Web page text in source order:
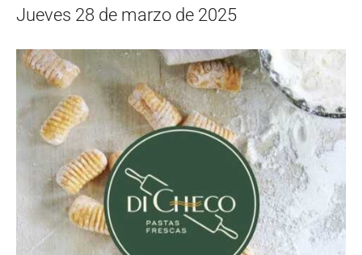
Jueves 28 de marzo de 2025